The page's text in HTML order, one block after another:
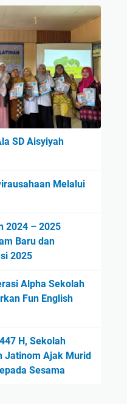
SD Aisyiyah
Melalui
2024 – 2025
Baru dan
2025
Alpha Sekolah
Fun English
H, Sekolah
Jatinom Ajak Murid
Sesama